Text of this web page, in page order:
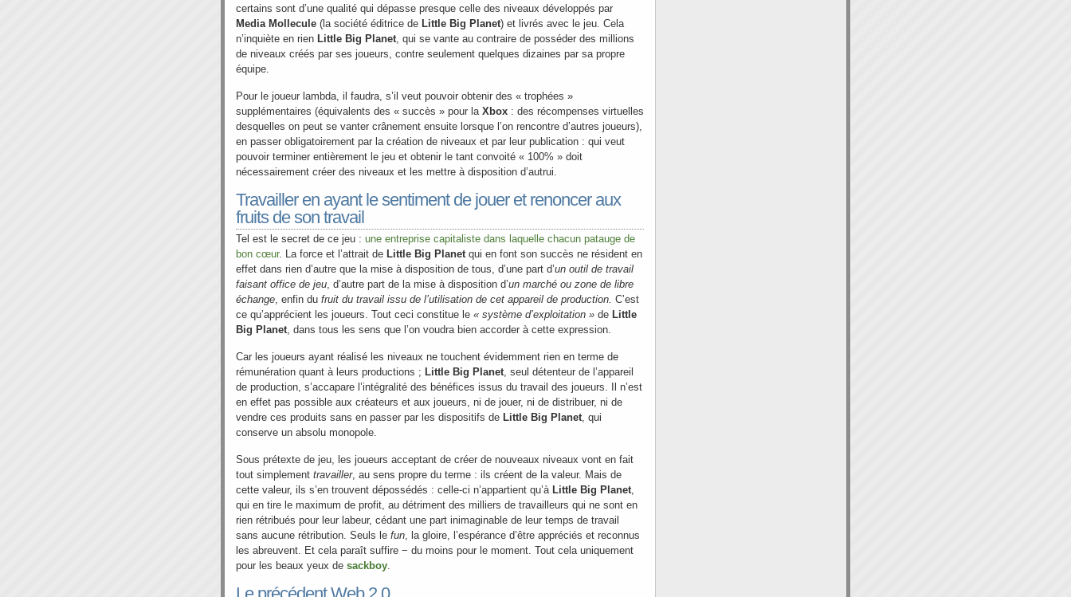
certains sont d’une qualité qui dépasse presque celle des niveaux développés par
Media Mollecule (la société éditrice de Little Big Planet) et livrés avec le jeu. Cela
n’inquiète en rien Little Big Planet, qui se vante au contraire de posséder des millions
de niveaux créés par ses joueurs, contre seulement quelques dizaines par sa propre
équipe.
Pour le joueur lambda, il faudra, s’il veut pouvoir obtenir des « trophées »
supplémentaires (équivalents des « succès » pour la Xbox : des récompenses virtuelles
desquelles on peut se vanter crânement ensuite lorsque l’on rencontre d’autres joueurs),
en passer obligatoirement par la création de niveaux et par leur publication : qui veut
pouvoir terminer entièrement le jeu et obtenir le tant convoité « 100% » doit
nécessairement créer des niveaux et les mettre à disposition d’autrui.
Travailler en ayant le sentiment de jouer et renoncer aux
fruits de son travail
Tel est le secret de ce jeu : une entreprise capitaliste dans laquelle chacun patauge de
bon cœur. La force et l’attrait de Little Big Planetqui en font son succès ne résident en
effet dans rien d’autre que la mise à disposition de tous, d’une part d’un outil de travail
faisant office de jeu, d’autre part de la mise à disposition d’un marché ou zone de libre
échange, enfin du fruit du travail issu de l’utilisation de cet appareil de production. C’est
ce qu’apprécient les joueurs. Tout ceci constitue le « système d’exploitation » de Little
Big Planet, dans tous les sens que l’on voudra bien accorder à cette expression.
Car les joueurs ayant réalisé les niveaux ne touchent évidemment rien en terme de
rémunération quant à leurs productions ; Little Big Planet, seul détenteur de l’appareil
de production, s’accapare l’intégralité des bénéfices issus du travail des joueurs. Il n’est
en effet pas possible aux créateurs et aux joueurs, ni de jouer, ni de distribuer, ni de
vendre ces produits sans en passer par les dispositifs de Little Big Planet, qui
conserve un absolu monopole.
Sous prétexte de jeu, les joueurs acceptant de créer de nouveaux niveaux vont en fait
tout simplement travailler, au sens propre du terme : ils créent de la valeur. Mais de
cette valeur, ils s’en trouvent dépossédés : celle-ci n’appartient qu’à Little Big Planet,
qui en tire le maximum de profit, au détriment des milliers de travailleurs qui ne sont en
rien rétribués pour leur labeur, cédant une part inimaginable de leur temps de travail
sans aucune rétribution. Seuls le fun, la gloire, l’espérance d’être appréciés et reconnus
les abreuvent. Et cela paraît suffire − du moins pour le moment. Tout cela uniquement
pour les beaux yeux de sackboy.